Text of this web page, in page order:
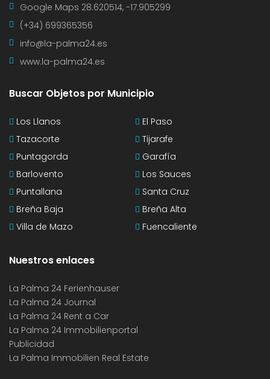
Google Maps 28.620514, -17.905299
(+34) 699365356
info@la-palma24.es
www.la-palma24.es
Buscar Objetos por Municipio
Los Llanos
El Paso
Tazacorte
Tijarafe
Puntagorda
Garafía
Barlovento
Los Sauces
Puntallana
Santa Cruz
Breña Baja
Breña Alta
Villa de Mazo
Fuencaliente
Nuestros enlaces
La Palma 24 Ferienhauser
La Palma 24 Journal
La Palma 24 Rent a Car
La Palma 24 Immobilienportal
Publicidad
La Palma Immobilien Real Estate